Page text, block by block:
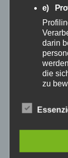
April 2025
März 2025
Februar 2025
e)
darin
die
zu
Lage,